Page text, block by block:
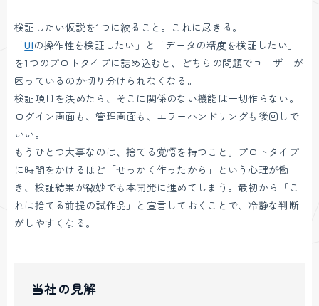
検証したい仮説を1つに絞ること。これに尽きる。
「UIの操作性を検証したい」と「データの精度を検証したい」
を1つのプロトタイプに詰め込むと、どちらの問題でユーザーが
困っているのか切り分けられなくなる。
検証項目を決めたら、そこに関係のない機能は一切作らない。
ログイン画面も、管理画面も、エラーハンドリングも後回しで
いい。
もうひとつ大事なのは、捨てる覚悟を持つこと。プロトタイプ
に時間をかけるほど「せっかく作ったから」という心理が働
き、検証結果が微妙でも本開発に進めてしまう。最初から「こ
れは捨てる前提の試作品」と宣言しておくことで、冷静な判断
がしやすくなる。
当社の見解